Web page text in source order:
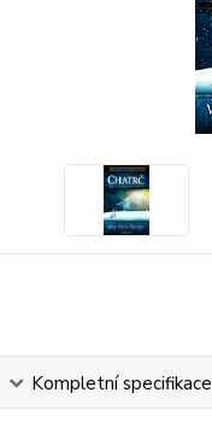
Kompletní specifikace